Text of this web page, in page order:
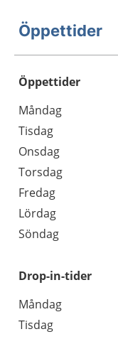
Öppettider
Öppettider
Dag
Öppettider
Kommentarer
Måndag
Tisdag
Onsdag
Torsdag
Fredag
Lördag
Söndag
Drop-in-tider
Måndag
Tisdag